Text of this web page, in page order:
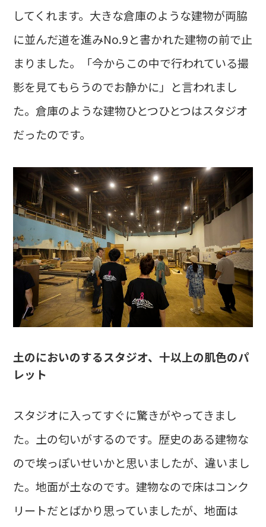
してくれます。大きな倉庫のような建物が両脇
に並んだ道を進みNo.9と書かれた建物の前で止
まりました。「今からこの中で行われている撮
影を見てもらうのでお静かに」と言われまし
た。倉庫のような建物ひとつひとつはスタジオ
だったのです。
土のにおいのするスタジオ、十以上の肌色のパ
レット
スタジオに入ってすぐに驚きがやってきまし
た。土の匂いがするのです。歴史のある建物な
ので埃っぽいせいかと思いましたが、違いまし
た。地面が土なのです。建物なので床はコンク
リートだとばかり思っていましたが、地面は